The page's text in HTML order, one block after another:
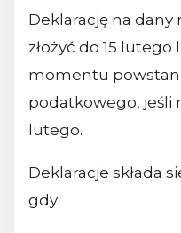
Deklarację na
złożyć do 15 lutego
momentu
podatkowego, jeśli
lutego.
Deklaracje składa
gdy: